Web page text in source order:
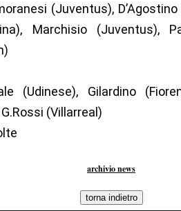
(Juventus), D’Agostino
Marchisio (Juventus),
(Udinese), Gilardino
(Villarreal)
archivio news